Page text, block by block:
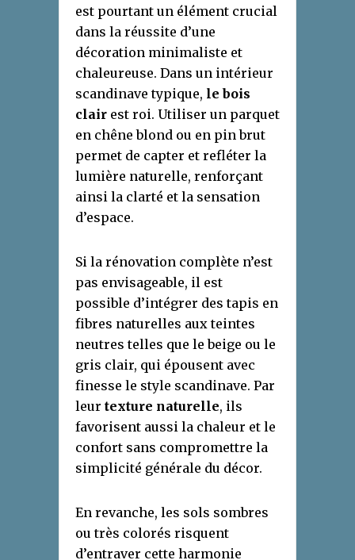
est pourtant un élément crucial
dans la réussite d’une
décoration minimaliste et
chaleureuse. Dans un intérieur
scandinave typique, le bois
clair est roi. Utiliser un parquet
en chêne blond ou en pin brut
permet de capter et refléter la
lumière naturelle, renforçant
ainsi la clarté et la sensation
d’espace.
Si la rénovation complète n’est
pas envisageable, il est
possible d’intégrer des tapis en
fibres naturelles aux teintes
neutres telles que le beige ou le
gris clair, qui épousent avec
finesse le style scandinave. Par
leur texture naturelle, ils
favorisent aussi la chaleur et le
confort sans compromettre la
simplicité générale du décor.
En revanche, les sols sombres
ou très colorés risquent
d’entraver cette harmonie